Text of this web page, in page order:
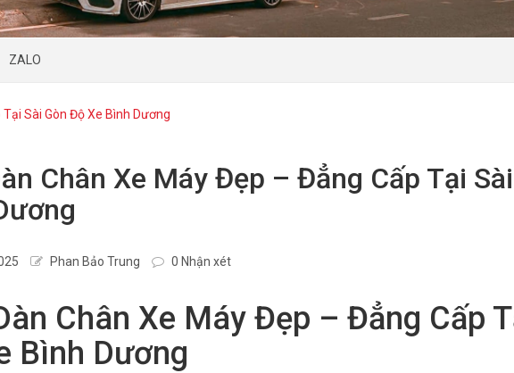
ZALO
Sài Gòn Độ Xe Bình Dương
Chân Xe Máy Đẹp – Đẳng Cấp Tại
Phan Bảo Trung 0 Nhận xét
Chân Xe Máy Đẹp – Đẳng Cấp
Bình Dương